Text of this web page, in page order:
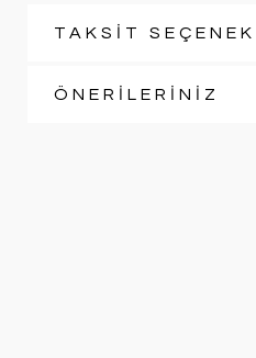
TAKSİT
ÖNERİLERİNİZ